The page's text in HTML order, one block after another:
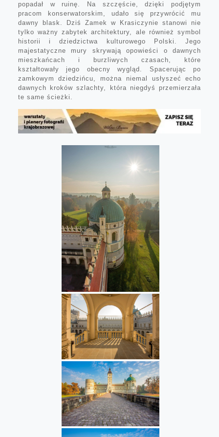
popadał w ruinę. Na szczęście, dzięki podjętym
pracom konserwatorskim, udało się przywrócić mu
dawny blask. Dziś Zamek w Krasiczynie stanowi nie
tylko ważny zabytek architektury, ale również symbol
historii i dziedzictwa kulturowego Polski. Jego
majestatyczne mury skrywają opowieści o dawnych
mieszkańcach i burzliwych czasach, które
kształtowały jego obecny wygląd. Spacerując po
zamkowym dziedzińcu, można niemal usłyszeć echo
dawnych kroków szlachty, która niegdyś przemierzała
te same ścieżki.